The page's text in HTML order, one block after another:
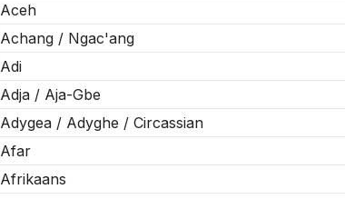
Aceh
Achang / Ngac'ang
Adi
Adja / Aja-Gbe
Adygea / Adyghe / Circassian
Afar
Afrikaans